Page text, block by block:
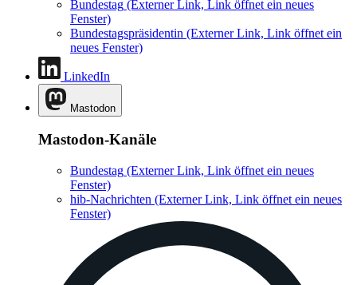
Bundestag (Externer Link, Link öffnet ein neues
Fenster)
Bundestagspräsidentin (Externer Link, Link öffnet ein
neues Fenster)
LinkedIn
Mastodon
Mastodon-Kanäle
Bundestag (Externer Link, Link öffnet ein neues
Fenster)
hib-Nachrichten (Externer Link, Link öffnet ein neues
Fenster)